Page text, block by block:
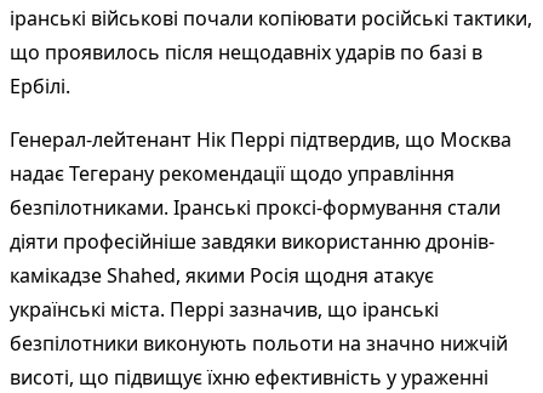
іранські військові почали копіювати російські тактики,
що проявилось після нещодавніх ударів по базі в
Ербілі.
Генерал-лейтенант Нік Перрі підтвердив, що Москва
надає Тегерану рекомендації щодо управління
безпілотниками. Іранські проксі-формування стали
діяти професійніше завдяки використанню дронів-
камікадзе Shahed, якими Росія щодня атакує
українські міста. Перрі зазначив, що іранські
безпілотники виконують польоти на значно нижчій
висоті, що підвищує їхню ефективність у ураженні